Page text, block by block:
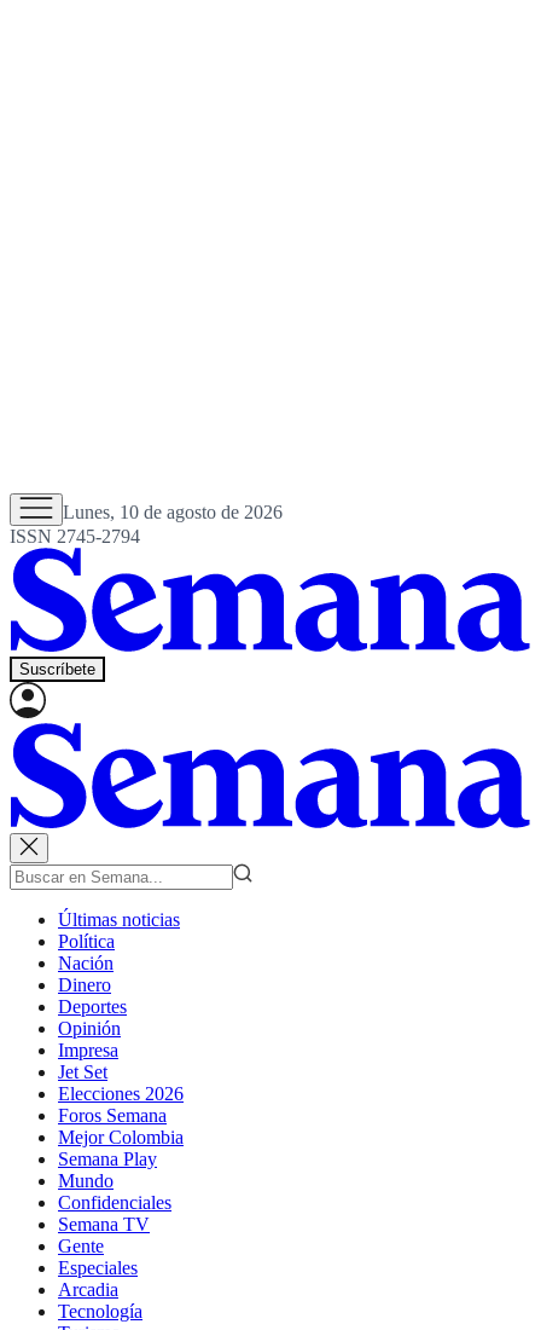
Lunes, 10 de agosto de 2026
ISSN 2745-2794
Suscríbete
Últimas noticias
Política
Nación
Dinero
Deportes
Opinión
Impresa
Jet Set
Elecciones 2026
Foros Semana
Mejor Colombia
Semana Play
Mundo
Confidenciales
Semana TV
Gente
Especiales
Arcadia
Tecnología